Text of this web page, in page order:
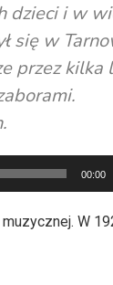
dzieci i w
się w
przez kilka
00:00
W